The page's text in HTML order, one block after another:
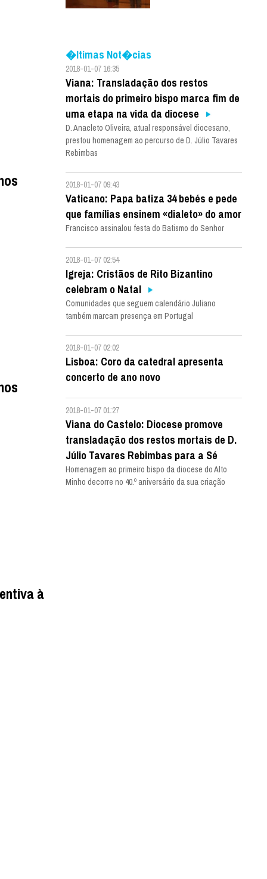
à
�ltimas Not�cias
2018-01-07 16:35
Viana: Transladação dos restos
mortais do primeiro bispo marca fim de
uma etapa na vida da diocese
D. Anacleto Oliveira, atual responsável diocesano,
prestou homenagem ao percurso de D. Júlio Tavares
Rebimbas
2018-01-07 09:43
Vaticano: Papa batiza 34 bebés e pede
que famílias ensinem «dialeto» do amor
Francisco assinalou festa do Batismo do Senhor
2018-01-07 02:54
Igreja: Cristãos de Rito Bizantino
celebram o Natal
Comunidades que seguem calendário Juliano
também marcam presença em Portugal
2018-01-07 02:02
Lisboa: Coro da catedral apresenta
concerto de ano novo
2018-01-07 01:27
Viana do Castelo: Diocese promove
transladação dos restos mortais de D.
Júlio Tavares Rebimbas para a Sé
Homenagem ao primeiro bispo da diocese do Alto
Minho decorre no 40.º aniversário da sua criação